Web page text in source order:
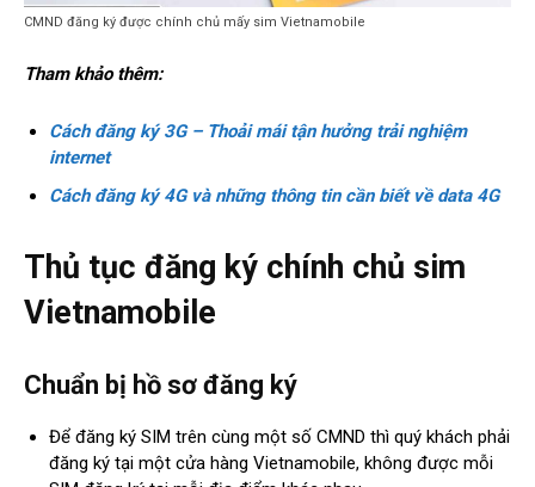
CMND đăng ký được chính chủ mấy sim Vietnamobile
Tham khảo thêm:
Cách đăng ký 3G – Thoải mái tận hưởng trải nghiệm
internet
Cách đăng ký 4G và những thông tin cần biết về data 4G
Thủ tục đăng ký chính chủ sim
Vietnamobile
Chuẩn bị hồ sơ đăng ký
Để đăng ký SIM trên cùng một số CMND thì quý khách phải
đăng ký tại một cửa hàng Vietnamobile, không được mỗi